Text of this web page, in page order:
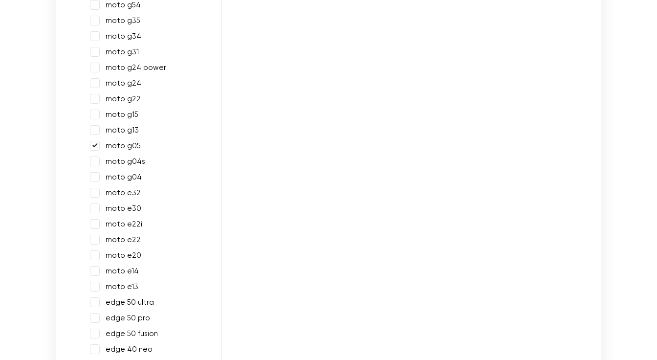
moto g54
moto g35
moto g34
moto g31
moto g24 power
moto g24
moto g22
moto g15
moto g13
moto g05
moto g04s
moto g04
moto e32
moto e30
moto e22i
moto e22
moto e20
moto e14
moto e13
edge 50 ultra
edge 50 pro
edge 50 fusion
edge 40 neo